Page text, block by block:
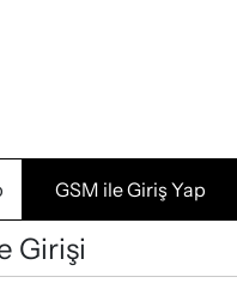
GSM ile Giriş Yap
Girişi